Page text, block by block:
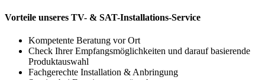
Vorteile unseres TV- & SAT-Installations-Service
Kompetente Beratung vor Ort
Check Ihrer Empfangsmöglichkeiten und darauf basierende
Produktauswahl
Fachgerechte Installation & Anbringung